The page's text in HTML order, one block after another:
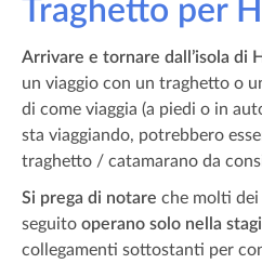
Traghetto per
Arrivare e tornare dall’isola di
un viaggio con un traghetto o
di come viaggia (a piedi o in
sta viaggiando, potrebbero
traghetto / catamarano da
Si prega di notare che molti
seguito operano solo nella
collegamenti sottostanti per